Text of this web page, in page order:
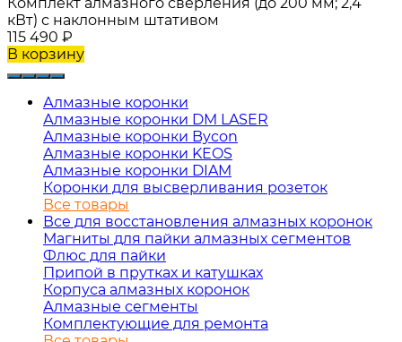
кВт) с наклонным штативом
115 490 ₽
В корзину
Алмазные коронки
Алмазные коронки DM LASER
Алмазные коронки Bycon
Алмазные коронки KEOS
Алмазные коронки DIAM
Коронки для высверливания розеток
Все товары
Все для восстановления алмазных коронок
Магниты для пайки алмазных сегментов
Флюс для пайки
Припой в прутках и катушках
Корпуса алмазных коронок
Алмазные сегменты
Комплектующие для ремонта